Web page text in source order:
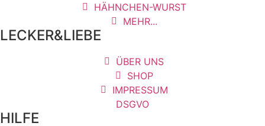
HÄHNCHEN-WURST
MEHR...
LECKER&LIEBE
ÜBER UNS
SHOP
IMPRESSUM
DSGVO
HILFE